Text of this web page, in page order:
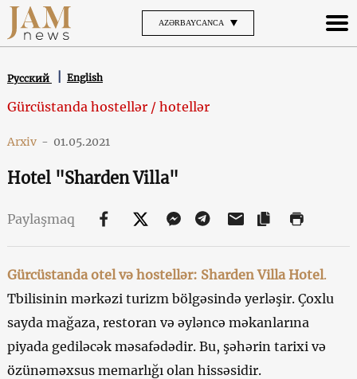
AZƏRBAYCANCA
Русский English
Gürcüstanda hostellər / hotellər
Arxiv - 01.05.2021
Hotel "Sharden Villa"
Paylaşmaq
Gürcüstanda otel və hostellər: Sharden Villa Hotel.
Tbilisinin mərkəzi turizm bölgəsində yerləşir. Çoxlu
sayda mağaza, restoran və əyləncə məkanlarına
piyada gediləcək məsafədədir. Bu, şəhərin tarixi və
özünəməxsus memarlığı olan hissəsidir.